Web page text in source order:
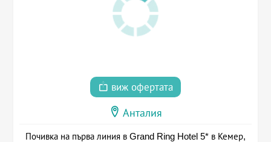
виж офертата
Анталия
Почивка на първа линия в Grand Ring Hotel 5* в Кемер,